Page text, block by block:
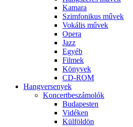
Kamara
Szimfonikus művek
Vokális művek
Opera
Jazz
Egyéb
Filmek
Könyvek
CD-ROM
Hangversenyek
Koncertbeszámolók
Budapesten
Vidéken
Külföldön